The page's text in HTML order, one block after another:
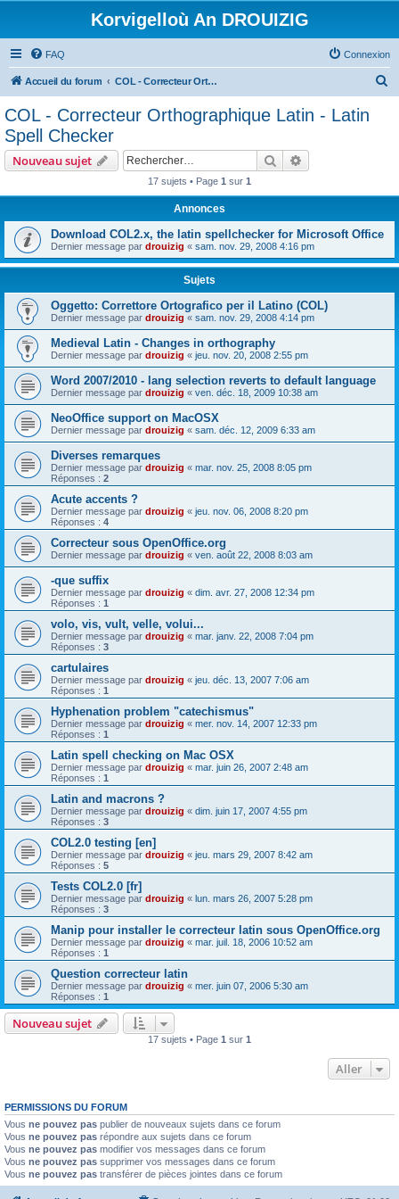
Korvigelloù An DROUIZIG
FAQ Connexion
Accueil du forum COL - Correcteur Orthographique Latin - Latin Spell Checker
COL - Correcteur Orthographique Latin - Latin
Spell Checker
Nouveau sujet Rechercher
17 sujets • Page 1 sur 1
Annonces
Download COL2.x, the latin spellchecker for Microsoft Office
Dernier message par drouizig « sam. nov. 29, 2008 4:16 pm
Sujets
Oggetto: Correttore Ortografico per il Latino (COL)
Dernier message par drouizig « sam. nov. 29, 2008 4:14 pm
Medieval Latin - Changes in orthography
Dernier message par drouizig « jeu. nov. 20, 2008 2:55 pm
Word 2007/2010 - lang selection reverts to default language
Dernier message par drouizig « ven. déc. 18, 2009 10:38 am
NeoOffice support on MacOSX
Dernier message par drouizig « sam. déc. 12, 2009 6:33 am
Diverses remarques
Dernier message par drouizig « mar. nov. 25, 2008 8:05 pm
Réponses : 2
Acute accents ?
Dernier message par drouizig « jeu. nov. 06, 2008 8:20 pm
Réponses : 4
Correcteur sous OpenOffice.org
Dernier message par drouizig « ven. août 22, 2008 8:03 am
-que suffix
Dernier message par drouizig « dim. avr. 27, 2008 12:34 pm
Réponses : 1
volo, vis, vult, velle, volui...
Dernier message par drouizig « mar. janv. 22, 2008 7:04 pm
Réponses : 3
cartulaires
Dernier message par drouizig « jeu. déc. 13, 2007 7:06 am
Réponses : 1
Hyphenation problem "catechismus"
Dernier message par drouizig « mer. nov. 14, 2007 12:33 pm
Réponses : 1
Latin spell checking on Mac OSX
Dernier message par drouizig « mar. juin 26, 2007 2:48 am
Réponses : 1
Latin and macrons ?
Dernier message par drouizig « dim. juin 17, 2007 4:55 pm
Réponses : 3
COL2.0 testing [en]
Dernier message par drouizig « jeu. mars 29, 2007 8:42 am
Réponses : 5
Tests COL2.0 [fr]
Dernier message par drouizig « lun. mars 26, 2007 5:28 pm
Réponses : 3
Manip pour installer le correcteur latin sous OpenOffice.org
Dernier message par drouizig « mar. juil. 18, 2006 10:52 am
Réponses : 1
Question correcteur latin
Dernier message par drouizig « mer. juin 07, 2006 5:30 am
Réponses : 1
Nouveau sujet
17 sujets • Page 1 sur 1
Aller
PERMISSIONS DU FORUM
Vous ne pouvez pas publier de nouveaux sujets dans ce forum
Vous ne pouvez pas répondre aux sujets dans ce forum
Vous ne pouvez pas modifier vos messages dans ce forum
Vous ne pouvez pas supprimer vos messages dans ce forum
Vous ne pouvez pas transférer de pièces jointes dans ce forum